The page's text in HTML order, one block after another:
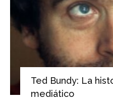
Ted Bundy: La
mediático